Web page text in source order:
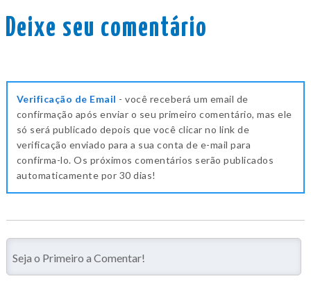
Deixe seu comentário
Verificação de Email - você receberá um email de
confirmação após enviar o seu primeiro comentário, mas ele
só será publicado depois que você clicar no link de
verificação enviado para a sua conta de e-mail para
confirma-lo. Os próximos comentários serão publicados
automaticamente por 30 dias!